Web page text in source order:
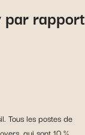
par rapport
Tous les postes de